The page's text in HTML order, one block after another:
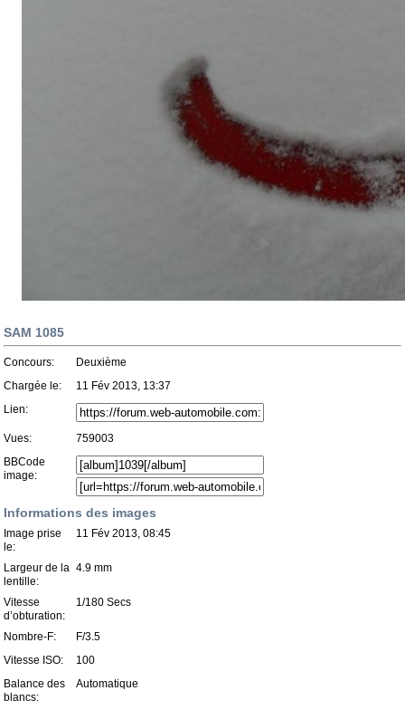
SAM 1085
Concours:
Deuxième
Chargée le:
11 Fév 2013, 13:37
Lien:
Vues:
759003
BBCode
image:
Informations des images
Image prise
le:
11 Fév 2013, 08:45
Largeur de la
lentille:
4.9 mm
Vitesse
d’obturation:
1/180 Secs
Nombre-F:
F/3.5
Vitesse ISO:
100
Balance des
blancs:
Automatique